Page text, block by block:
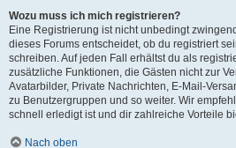
Wozu muss ich mich registrieren?
Eine Registrierung ist nicht unbedingt
dieses Forums entscheidet, ob du registriert
schreiben. Auf jeden Fall erhältst du als
zusätzliche Funktionen, die Gästen nicht zur
Avatarbilder, Private Nachrichten, E-Mail-
zu Benutzergruppen und so weiter. Wir
schnell erledigt ist und dir zahlreiche Vorteile
Nach oben